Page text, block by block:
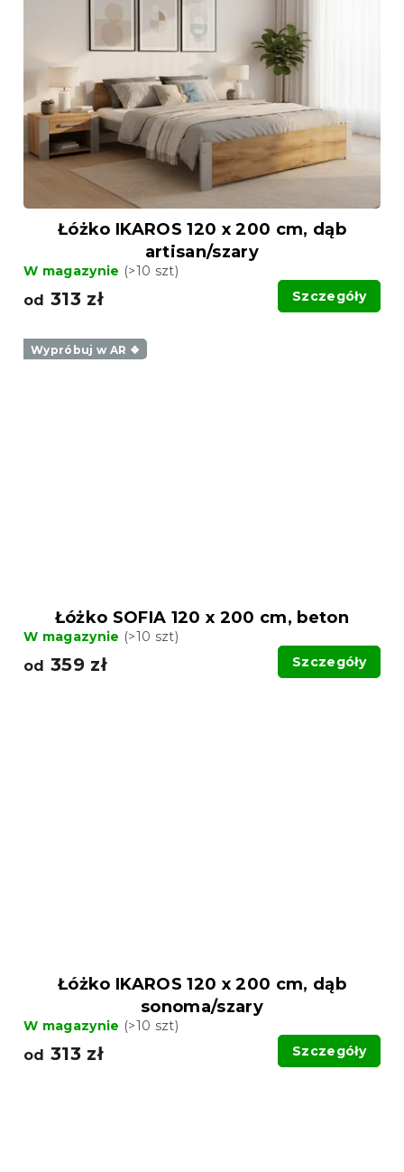
Łóżko IKAROS 120 x 200 cm, dąb
artisan/szary
W magazynie (>10 szt)
od 313 zł Szczegóły
Wypróbuj w AR ❖
Łóżko SOFIA 120 x 200 cm, beton
W magazynie (>10 szt)
od 359 zł Szczegóły
Łóżko IKAROS 120 x 200 cm, dąb
sonoma/szary
W magazynie (>10 szt)
od 313 zł Szczegóły